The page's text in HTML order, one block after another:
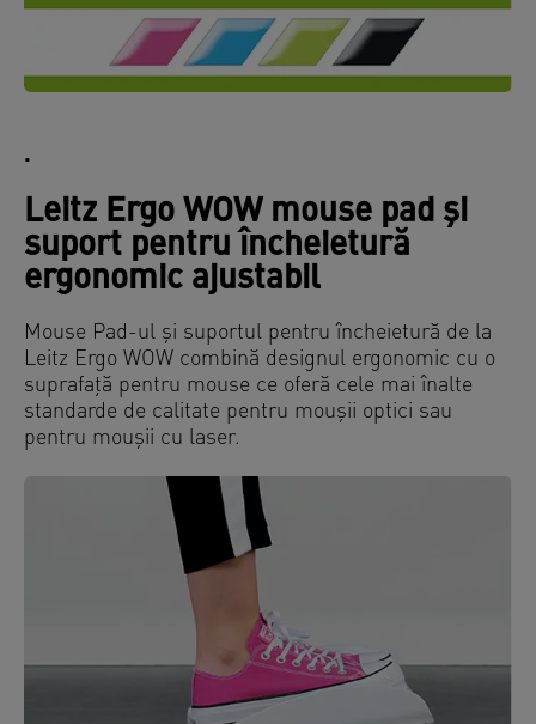
.
Leitz Ergo WOW mouse pad și
suport pentru încheietură
ergonomic ajustabil
Mouse Pad-ul și suportul pentru încheietură de la
Leitz Ergo WOW combină designul ergonomic cu o
suprafață pentru mouse ce oferă cele mai înalte
standarde de calitate pentru moușii optici sau
pentru moușii cu laser.